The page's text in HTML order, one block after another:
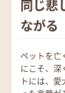
同じ悲
ながる
ペットを亡
にこそ、深
トには、